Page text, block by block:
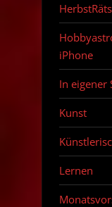
iPhone
In eigener
Kunst
Lernen